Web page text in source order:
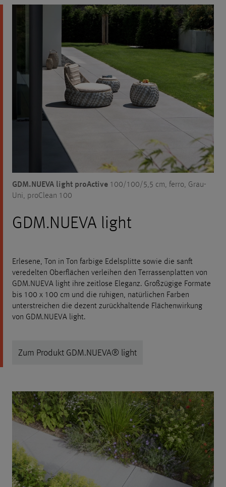
GDM.NUEVA light proActive 100/100/5,5 cm, ferro, Grau-
Uni, proClean 100
GDM.NUEVA light
Erlesene, Ton in Ton farbige Edelsplitte sowie die sanft
veredelten Oberflächen verleihen den Terrassenplatten von
GDM.NUEVA light ihre zeitlose Eleganz. Großzügige Formate
bis 100 x 100 cm und die ruhigen, natürlichen Farben
unterstreichen die dezent zurückhaltende Flächenwirkung
von GDM.NUEVA light.
Zum Produkt GDM.NUEVA® light